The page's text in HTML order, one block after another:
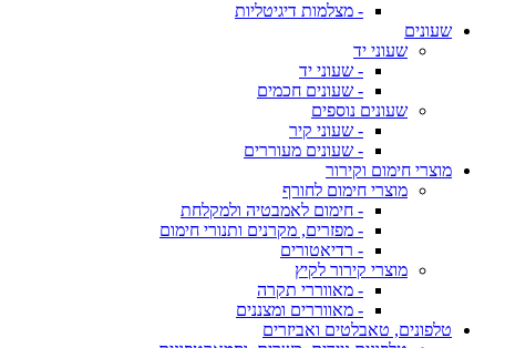
- מצלמות דיגיטליות
שעונים
שעוני יד
- שעוני יד
- שעונים חכמים
שעונים נוספים
- שעוני קיר
- שעונים מעוררים
מוצרי חימום וקירור
מוצרי חימום לחורף
- חימום לאמבטיה ולמקלחת
- מפזרים, מקרנים ותנורי חימום
- רדיאטורים
מוצרי קירור לקיץ
- מאווררי תקרה
- מאווררים ומצננים
טלפונים, טאבלטים ואביזרים